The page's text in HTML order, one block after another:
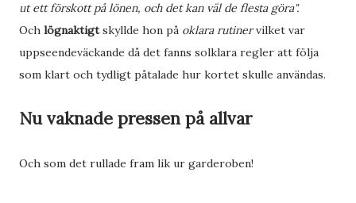
ut ett förskott på lönen, och det kan väl de flesta göra".
Och lögnaktigtskyllde hon på oklara rutinervilket var
uppseendeväckande då det fanns solklara regler att följa
som klart och tydligt påtalade hur kortet skulle användas.
Nu vaknade pressen på allvar
Och som det rullade fram lik ur garderoben!